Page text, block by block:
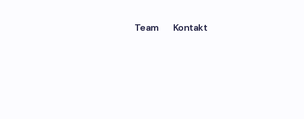
Team Kontakt